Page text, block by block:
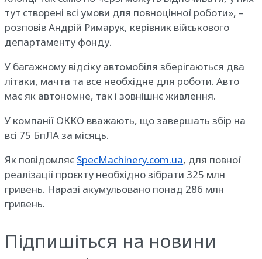
тут створені всі умови для повноцінної роботи», –
розповів Андрій Римарук, керівник військового
департаменту фонду.
У багажному відсіку автомобіля зберігаються два
літаки, мачта та все необхідне для роботи. Авто
має як автономне, так і зовнішнє живлення.
У компанії ОККО вважають, що завершать збір на
всі 75 БпЛА за місяць.
Як повідомляє SpecMachinery.com.ua, для повної
реалізації проєкту необхідно зібрати 325 млн
гривень. Наразі акумульовано понад 286 млн
гривень.
Підпишіться на новини